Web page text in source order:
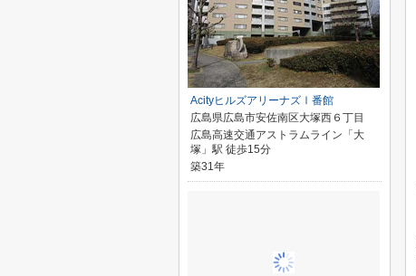
AcityヒルズアリーナズⅠ番館
広島県広島市安佐南区大塚西６丁目
広島高速交通アストラムライン「大
塚」駅 徒歩15分
築31年